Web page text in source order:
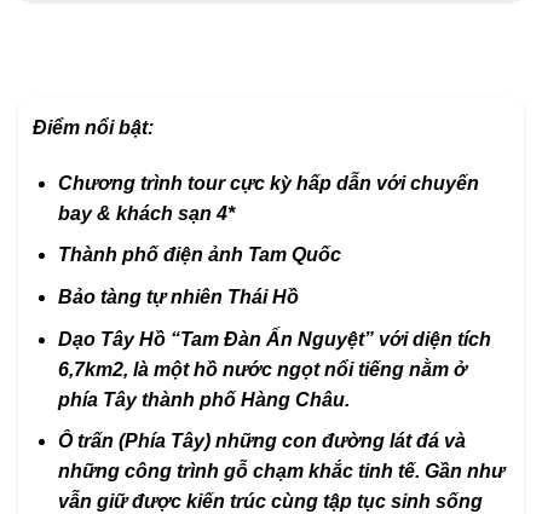
Điểm nổi bật:
Chương trình tour cực kỳ hấp dẫn với chuyến
bay & khách sạn 4*
Thành phố điện ảnh Tam Quốc
Bảo tàng tự nhiên Thái Hồ
Dạo Tây Hồ “Tam Đàn Ấn Nguyệt” với diện tích
6,7km2, là một hồ nước ngọt nổi tiếng nằm ở
phía Tây thành phố Hàng Châu.
Ô trấn (Phía Tây) những con đường lát đá và
những công trình gỗ chạm khắc tinh tế. Gần như
vẫn giữ được kiến trúc cùng tập tục sinh sống